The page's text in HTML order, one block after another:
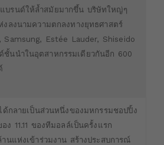
บรนด์ให้ล้ำสมัยมากขึ้น บริษัทใหญ่ๆ
งลงนามความตกลงทางยุทธศาสตร์
Samsung, Estée Lauder, Shiseido
ชั้นนำในอุตสาหกรรมเดียวกันอีก 600
ได้กลายเป็นส่วนหนึ่งของมหกรรมชอปปิ้ง
ง 11.11 ของทีมอลล์เป็นครั้งแรก
านแห่งเข้าร่วมงาน สร้างประสบการณ์